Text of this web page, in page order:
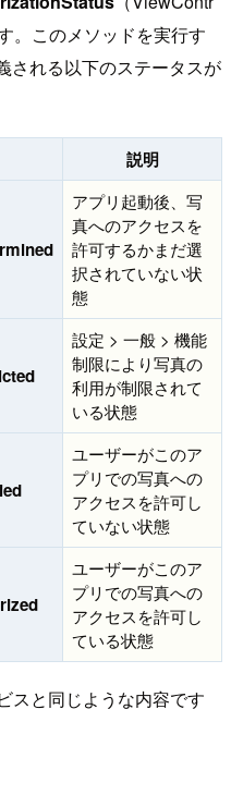
。このメソッドを実行す
される以下のステータスが
説明
アプリ起動後、写
真へのアクセスを
許可するかまだ選
択されていない状
態
設定 > 一般 > 機能
制限により写真の
利用が制限されて
いる状態
ユーザーがこのア
プリでの写真への
アクセスを許可し
ていない状態
ユーザーがこのア
プリでの写真への
アクセスを許可し
ている状態
スと同じような内容です